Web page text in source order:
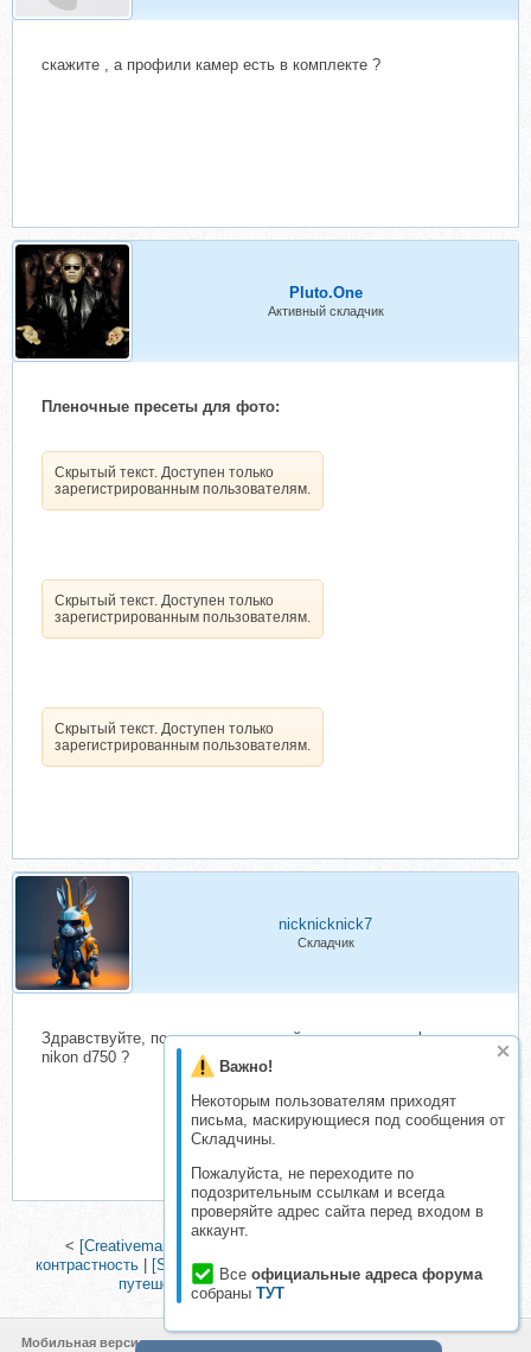
Важно!
Некоторым пользователям приходят
письма, маскирующиеся под сообщения от
Складчины.
Пожалуйста, не переходите по
подозрительным ссылкам и всегда
проверяйте адрес сайта перед входом в
аккаунт.
Все официальные адреса форума
собраны ТУТ
скажите , а профили камер есть в комплекте ?
Pluto.One
Активный складчик
Пленочные пресеты для фото:
Скрытый текст. Доступен только
зарегистрированным пользователям.
Скрытый текст. Доступен только
зарегистрированным пользователям.
Скрытый текст. Доступен только
зарегистрированным пользователям.
nicknicknick7
Складчик
Здравствуйте, подскажите пожалуйста есть ли профиль на
nikon d750 ?
< [Creativemarket] Lightroom пресеты 1000+ штук, серия
контрастность
[Stay Close Travel Far] Мобильные пресеты для
путешествий. Mobile Presets for Stories>
Мобильная версия